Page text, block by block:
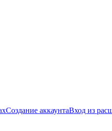
Создание аккаунтаВход из